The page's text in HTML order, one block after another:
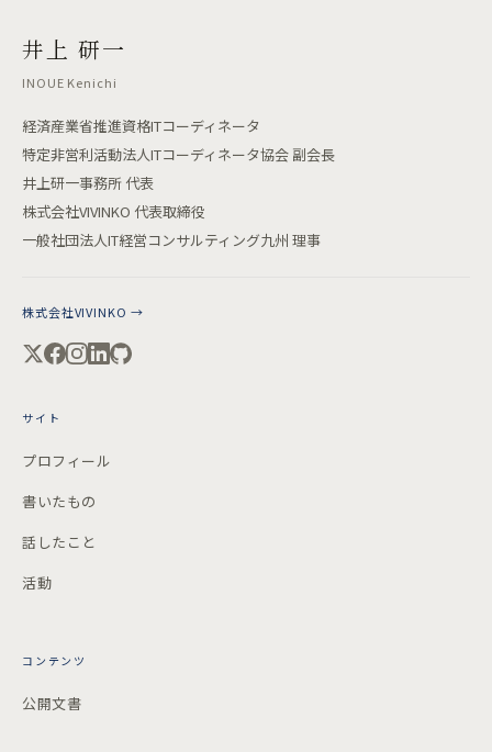
井上 研一
INOUE Kenichi
経済産業省推進資格ITコーディネータ
特定非営利活動法人ITコーディネータ協会 副会長
井上研一事務所 代表
株式会社VIVINKO 代表取締役
一般社団法人IT経営コンサルティング九州 理事
株式会社VIVINKO →
サイト
プロフィール
書いたもの
話したこと
活動
コンテンツ
公開文書